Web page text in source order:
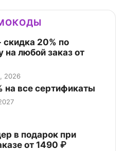
скидка 20% по
на любой заказ от
2026
на все сертификаты
в подарок при
от 1490 ₽